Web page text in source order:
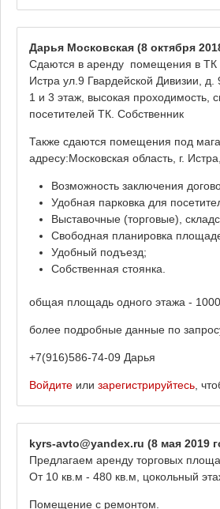
Дарья Московская (8 октября
Сдаются в аренду помещения в ТК
Истра ул.9 Гвардейской Дивизии, д.
1 и 3 этаж, высокая проходимость,
посетителей ТК. Собственник
Также сдаются помещения под
адресу:Московская область, г.
Возможность заключения
Удобная парковка для
Выставочные (торговые),
Свободная планировка
Удобный подъезд;
Собственная стоянка.
общая площадь одного этажа -
более подробные данные по
+7(916)586-74-09 Дарья
Войдите или зарегистрируйтесь ,
kyrs-avto@yandex.ru (8 мая 2019
Предлагаем аренду торговых
От 10 кв.м - 480 кв.м, цокольный
Помещение с ремонтом.